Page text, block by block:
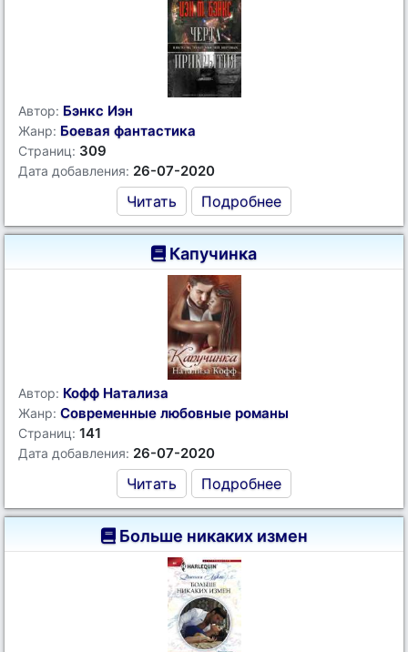
Автор: Бэнкс Иэн
Жанр: Боевая фантастика
Страниц: 309
Дата добавления: 26-07-2020
Читать Подробнее
Капучинка
Автор: Кофф Натализа
Жанр: Современные любовные романы
Страниц: 141
Дата добавления: 26-07-2020
Читать Подробнее
Больше никаких измен